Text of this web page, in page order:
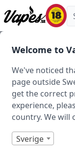
Welcome to
We've noticed
page outside
get the correct
experience,
country. We will
Sverige
Vapes.se
Coils (Förbrännare)
Wotofo
Density
10-
Art.nr: 37040
I lager